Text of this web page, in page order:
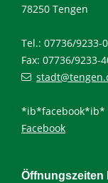
78250 Tengen
Tel.: 07736/9233-0
Fax: 07736/9233-
*ib*facebook*ib*
Facebook
Öffnungszeiten